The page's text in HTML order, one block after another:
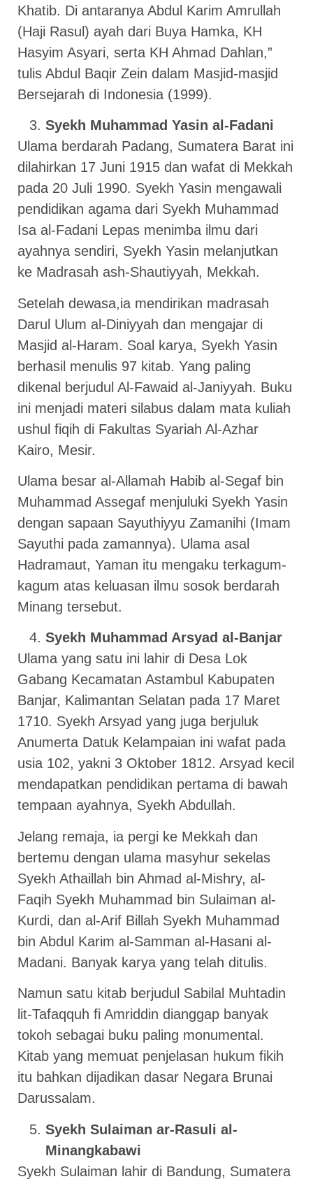
Khatib. Di antaranya Abdul Karim Amrullah
(Haji Rasul) ayah dari Buya Hamka, KH
Hasyim Asyari, serta KH Ahmad Dahlan,”
tulis Abdul Baqir Zein dalam Masjid-masjid
Bersejarah di Indonesia (1999).
Syekh Muhammad Yasin al-Fadani
Ulama berdarah Padang, Sumatera Barat ini
dilahirkan 17 Juni 1915 dan wafat di Mekkah
pada 20 Juli 1990. Syekh Yasin mengawali
pendidikan agama dari Syekh Muhammad
Isa al-Fadani Lepas menimba ilmu dari
ayahnya sendiri, Syekh Yasin melanjutkan
ke Madrasah ash-Shautiyyah, Mekkah.
Setelah dewasa,ia mendirikan madrasah
Darul Ulum al-Diniyyah dan mengajar di
Masjid al-Haram. Soal karya, Syekh Yasin
berhasil menulis 97 kitab. Yang paling
dikenal berjudul Al-Fawaid al-Janiyyah. Buku
ini menjadi materi silabus dalam mata kuliah
ushul fiqih di Fakultas Syariah Al-Azhar
Kairo, Mesir.
Ulama besar al-Allamah Habib al-Segaf bin
Muhammad Assegaf menjuluki Syekh Yasin
dengan sapaan Sayuthiyyu Zamanihi (Imam
Sayuthi pada zamannya). Ulama asal
Hadramaut, Yaman itu mengaku terkagum-
kagum atas keluasan ilmu sosok berdarah
Minang tersebut.
Syekh Muhammad Arsyad al-Banjar
Ulama yang satu ini lahir di Desa Lok
Gabang Kecamatan Astambul Kabupaten
Banjar, Kalimantan Selatan pada 17 Maret
1710. Syekh Arsyad yang juga berjuluk
Anumerta Datuk Kelampaian ini wafat pada
usia 102, yakni 3 Oktober 1812. Arsyad kecil
mendapatkan pendidikan pertama di bawah
tempaan ayahnya, Syekh Abdullah.
Jelang remaja, ia pergi ke Mekkah dan
bertemu dengan ulama masyhur sekelas
Syekh Athaillah bin Ahmad al-Mishry, al-
Faqih Syekh Muhammad bin Sulaiman al-
Kurdi, dan al-Arif Billah Syekh Muhammad
bin Abdul Karim al-Samman al-Hasani al-
Madani. Banyak karya yang telah ditulis.
Namun satu kitab berjudul Sabilal Muhtadin
lit-Tafaqquh fi Amriddin dianggap banyak
tokoh sebagai buku paling monumental.
Kitab yang memuat penjelasan hukum fikih
itu bahkan dijadikan dasar Negara Brunai
Darussalam.
Syekh Sulaiman ar-Rasuli al-
Minangkabawi
Syekh Sulaiman lahir di Bandung, Sumatera